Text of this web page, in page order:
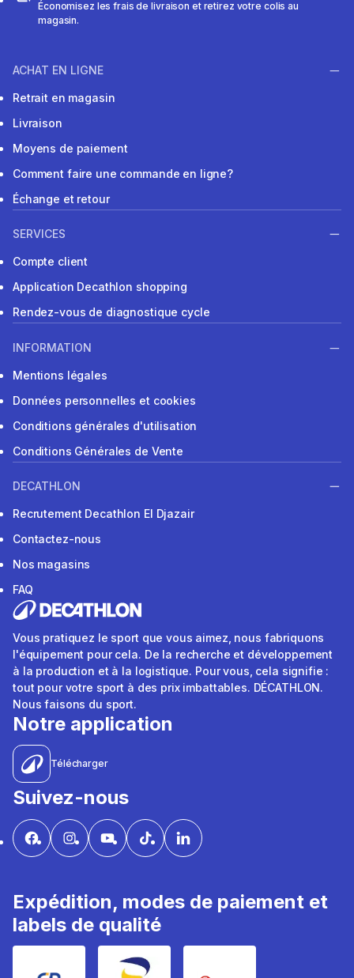
Économisez les frais de livraison et retirez votre colis au
magasin.
ACHAT EN LIGNE
Retrait en magasin
Livraison
Moyens de paiement
Comment faire une commande en ligne?
Échange et retour
SERVICES
Compte client
Application Decathlon shopping
Rendez-vous de diagnostique cycle
INFORMATION
Mentions légales
Données personnelles et cookies
Conditions générales d'utilisation
Conditions Générales de Vente
DECATHLON
Recrutement Decathlon El Djazair
Contactez-nous
Nos magasins
FAQ
Vous pratiquez le sport que vous aimez, nous fabriquons
l'équipement pour cela. De la recherche et développement
à la production et à la logistique. Pour vous, cela signifie :
tout pour votre sport à des prix imbattables. DÉCATHLON.
Nous faisons du sport.
Notre application
Télécharger
Suivez-nous
Expédition, modes de paiement et
labels de qualité